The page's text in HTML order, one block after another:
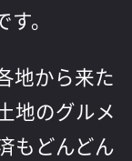
。
地から来た
地のグルメ
もどんどん